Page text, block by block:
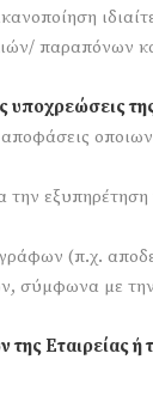
υποχρεώσεις
την
(π.χ.
σύμφωνα με
Εταιρείας ή